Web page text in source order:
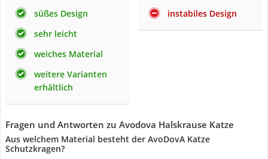
süßes Design
sehr leicht
weiches Material
weitere Varianten
erhältlich
instabiles Design
Fragen und Antworten zu Avodova Halskrause Katze
Aus welchem Material besteht der AvoDovA Katze
Schutzkragen?